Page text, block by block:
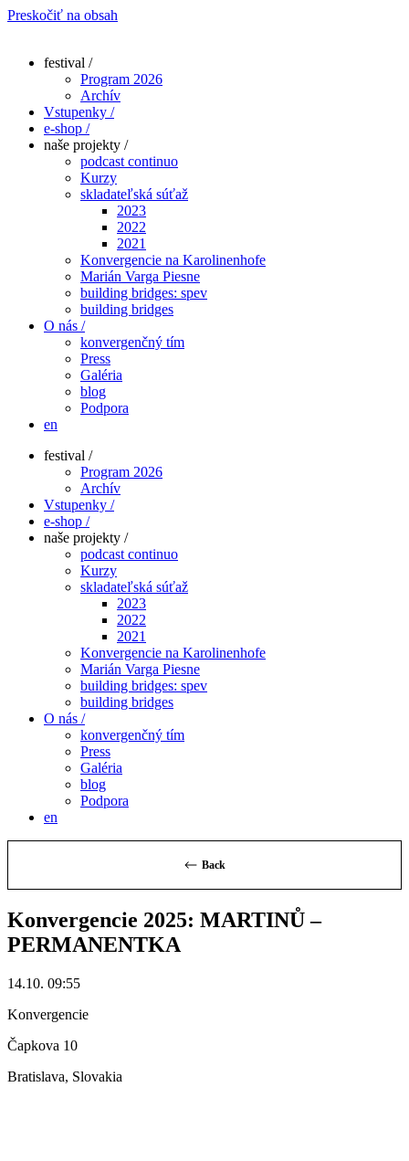
Preskočiť na obsah
festival /
Program 2026
Archív
Vstupenky /
e-shop /
naše projekty /
podcast continuo
Kurzy
skladateľská súťaž
2023
2022
2021
Konvergencie na Karolinenhofe
Marián Varga Piesne
building bridges: spev
building bridges
O nás /
konvergenčný tím
Press
Galéria
blog
Podpora
en
festival /
Program 2026
Archív
Vstupenky /
e-shop /
naše projekty /
podcast continuo
Kurzy
skladateľská súťaž
2023
2022
2021
Konvergencie na Karolinenhofe
Marián Varga Piesne
building bridges: spev
building bridges
O nás /
konvergenčný tím
Press
Galéria
blog
Podpora
en
Back
Konvergencie 2025: MARTINŮ –
PERMANENTKA
14.10. 09:55
Konvergencie
Čapkova 10
Bratislava, Slovakia